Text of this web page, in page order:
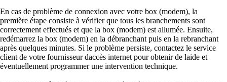
En cas de problème de connexion avec votre box (modem), la
première étape consiste à vérifier que tous les branchements sont
correctement effectués et que la box (modem) est allumée. Ensuite,
redémarrez la box (modem) en la débranchant puis en la rebranchant
après quelques minutes. Si le problème persiste, contactez le service
client de votre fournisseur daccès internet pour obtenir de laide et
éventuellement programmer une intervention technique.